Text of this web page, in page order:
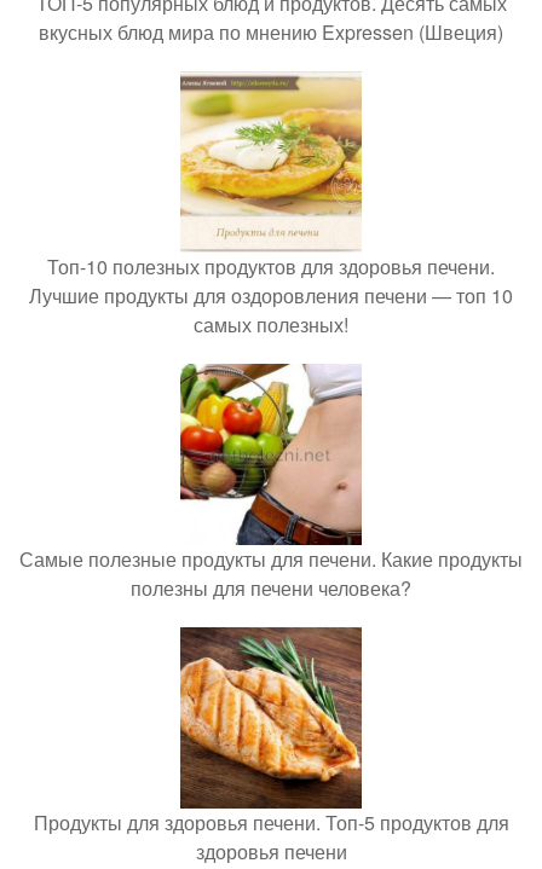
вкусных блюд мира по мнению Expressen (Швеция)
Топ-10 полезных продуктов для здоровья печени.
Лучшие продукты для оздоровления печени — топ 10
самых полезных!
Самые полезные продукты для печени. Какие продукты
полезны для печени человека?
Продукты для здоровья печени. Топ-5 продуктов для
здоровья печени